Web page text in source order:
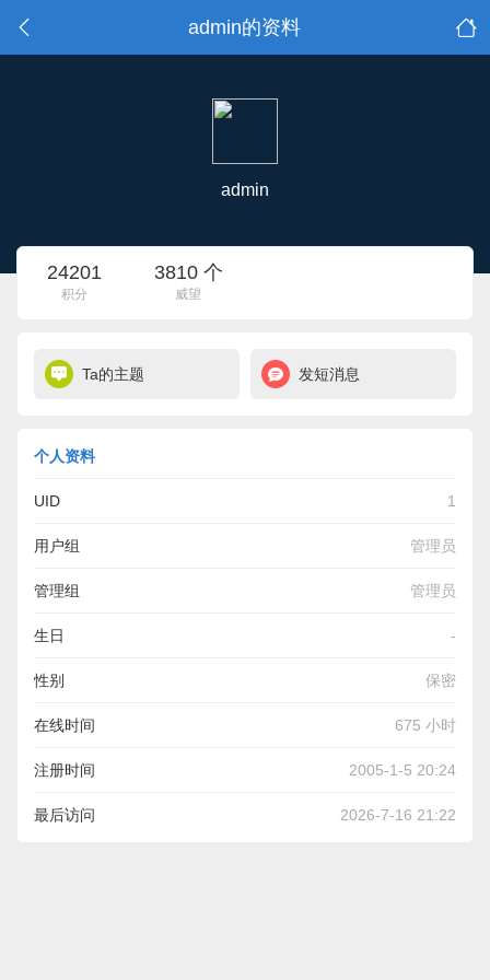
admin的资料
admin
24201
积分
3810 个
威望
Ta的主题 发短消息
个人资料
UID 1
用户组 管理员
管理组 管理员
生日 -
性别 保密
在线时间 675 小时
注册时间 2005-1-5 20:24
最后访问 2026-7-16 21:22